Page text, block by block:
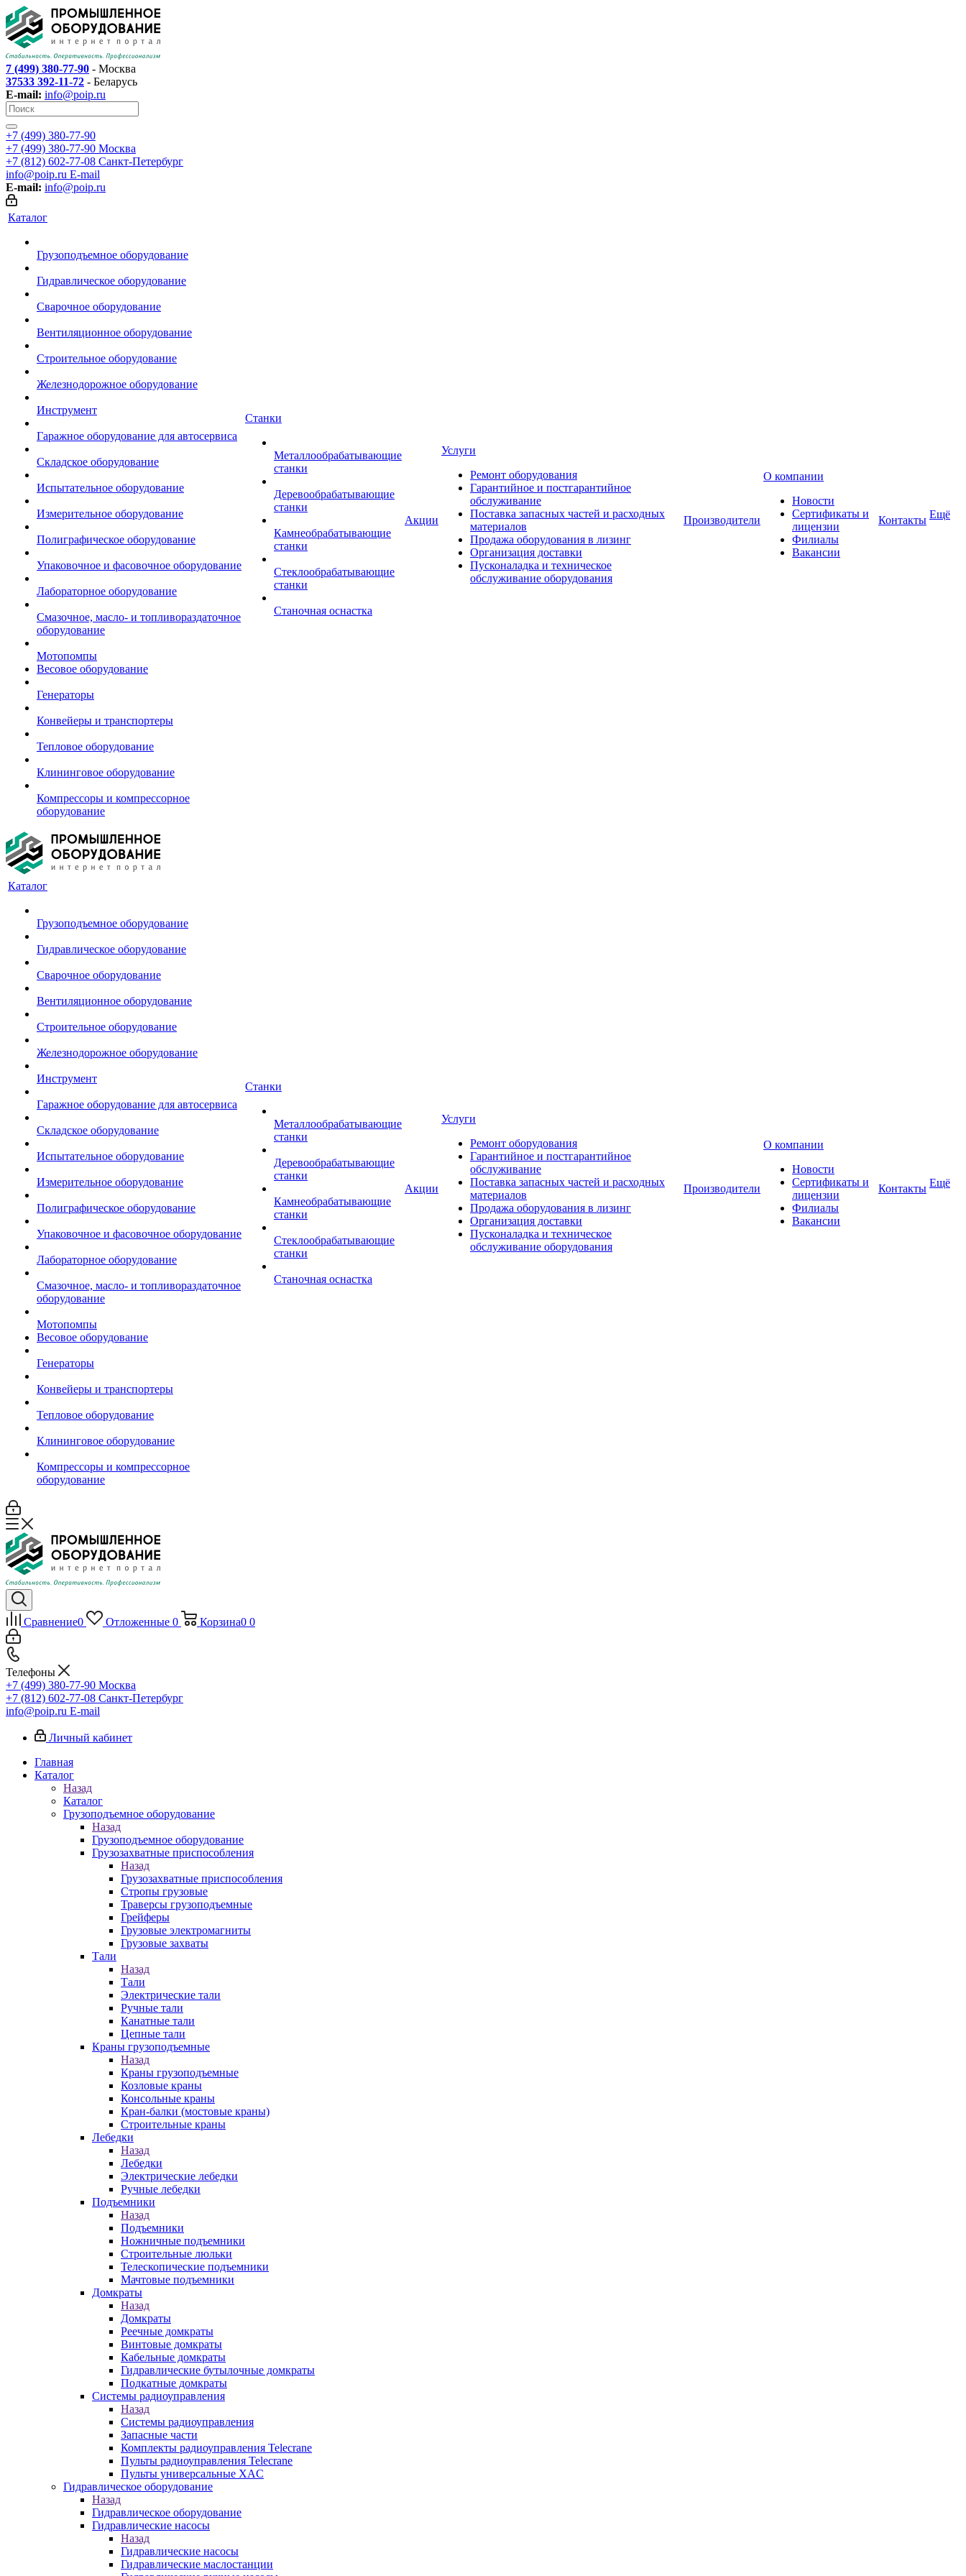
7 (499) 380-77-90 - Москва
37533 392-11-72 - Беларусь
E-mail: info@poip.ru
+7 (499) 380-77-90
+7 (499) 380-77-90 Москва
+7 (812) 602-77-08 Санкт-Петербург
info@poip.ru E-mail
E-mail: info@poip.ru
Каталог
Грузоподъемное оборудование
Гидравлическое оборудование
Сварочное оборудование
Вентиляционное оборудование
Строительное оборудование
Железнодорожное оборудование
Инструмент
Гаражное оборудование для автосервиса
Складское оборудование
Испытательное оборудование
Измерительное оборудование
Полиграфическое оборудование
Упаковочное и фасовочное оборудование
Лабораторное оборудование
Смазочное, масло- и топливораздаточное
оборудование
Мотопомпы
Весовое оборудование
Генераторы
Конвейеры и транспортеры
Тепловое оборудование
Клининговое оборудование
Компрессоры и компрессорное
оборудование
Станки
Металлообрабатывающие
станки
Деревообрабатывающие
станки
Камнеобрабатывающие
станки
Стеклообрабатывающие
станки
Станочная оснастка
Акции
Услуги
Ремонт оборудования
Гарантийное и постгарантийное
обслуживание
Поставка запасных частей и расходных
материалов
Продажа оборудования в лизинг
Организация доставки
Пусконаладка и техническое
обслуживание оборудования
Производители
О компании
Новости
Сертификаты и
лицензии
Филиалы
Вакансии
Контакты Ещё
Каталог
Грузоподъемное оборудование
Гидравлическое оборудование
Сварочное оборудование
Вентиляционное оборудование
Строительное оборудование
Железнодорожное оборудование
Инструмент
Гаражное оборудование для автосервиса
Складское оборудование
Испытательное оборудование
Измерительное оборудование
Полиграфическое оборудование
Упаковочное и фасовочное оборудование
Лабораторное оборудование
Смазочное, масло- и топливораздаточное
оборудование
Мотопомпы
Весовое оборудование
Генераторы
Конвейеры и транспортеры
Тепловое оборудование
Клининговое оборудование
Компрессоры и компрессорное
оборудование
Станки
Металлообрабатывающие
станки
Деревообрабатывающие
станки
Камнеобрабатывающие
станки
Стеклообрабатывающие
станки
Станочная оснастка
Акции
Услуги
Ремонт оборудования
Гарантийное и постгарантийное
обслуживание
Поставка запасных частей и расходных
материалов
Продажа оборудования в лизинг
Организация доставки
Пусконаладка и техническое
обслуживание оборудования
Производители
О компании
Новости
Сертификаты и
лицензии
Филиалы
Вакансии
Контакты Ещё
Сравнение0 Отложенные 0 Корзина0 0
Телефоны
+7 (499) 380-77-90 Москва
+7 (812) 602-77-08 Санкт-Петербург
info@poip.ru E-mail
Личный кабинет
Главная
Каталог
Назад
Каталог
Грузоподъемное оборудование
Назад
Грузоподъемное оборудование
Грузозахватные приспособления
Назад
Грузозахватные приспособления
Стропы грузовые
Траверсы грузоподъемные
Грейферы
Грузовые электромагниты
Грузовые захваты
Тали
Назад
Тали
Электрические тали
Ручные тали
Канатные тали
Цепные тали
Краны грузоподъемные
Назад
Краны грузоподъемные
Козловые краны
Консольные краны
Кран-балки (мостовые краны)
Строительные краны
Лебедки
Назад
Лебедки
Электрические лебедки
Ручные лебедки
Подъемники
Назад
Подъемники
Ножничные подъемники
Строительные люльки
Телескопические подъемники
Мачтовые подъемники
Домкраты
Назад
Домкраты
Реечные домкраты
Винтовые домкраты
Кабельные домкраты
Гидравлические бутылочные домкраты
Подкатные домкраты
Системы радиоуправления
Назад
Системы радиоуправления
Запасные части
Комплекты радиоуправления Telecrane
Пульты радиоуправления Telecrane
Пульты универсальные XAC
Гидравлическое оборудование
Назад
Гидравлическое оборудование
Гидравлические насосы
Назад
Гидравлические насосы
Гидравлические маслостанции